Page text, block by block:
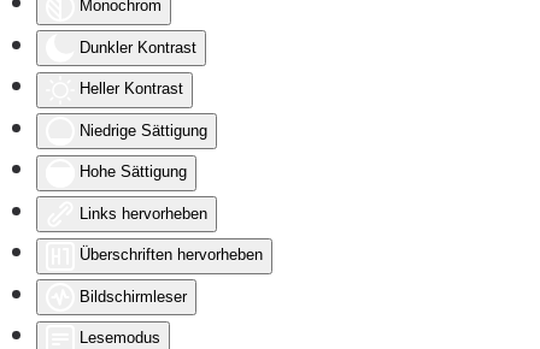
Monochrom
Dunkler Kontrast
Heller Kontrast
Niedrige Sättigung
Hohe Sättigung
Links hervorheben
Überschriften hervorheben
Bildschirmleser
Lesemodus